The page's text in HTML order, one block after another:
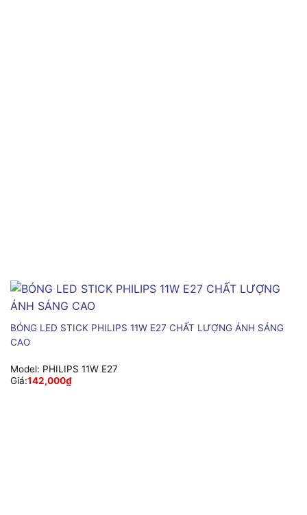
BÓNG LED STICK PHILIPS 11W E27 CHẤT LƯỢNG ÁNH SÁNG
CAO
Model: PHILIPS 11W E27
Giá:142,000₫